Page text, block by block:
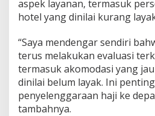
aspek layanan, termasuk
hotel yang dinilai kurang
“Saya mendengar sendiri
terus melakukan evaluasi
termasuk akomodasi yang
dinilai belum layak. Ini
penyelenggaraan haji ke
tambahnya.